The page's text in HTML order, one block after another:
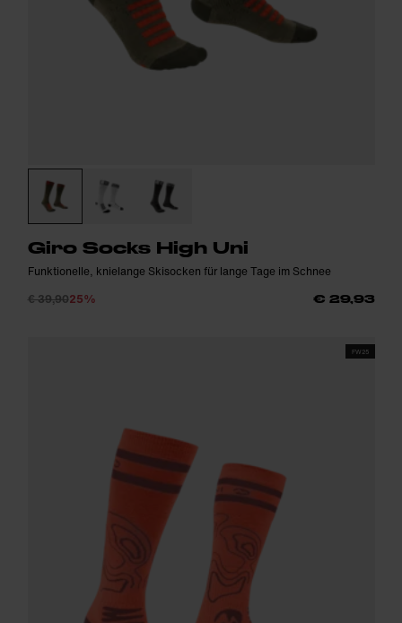
Giro Socks High Uni
Funktionelle, knielange Skisocken für lange Tage im Schnee
€ 39,9025% € 29,93
FW25